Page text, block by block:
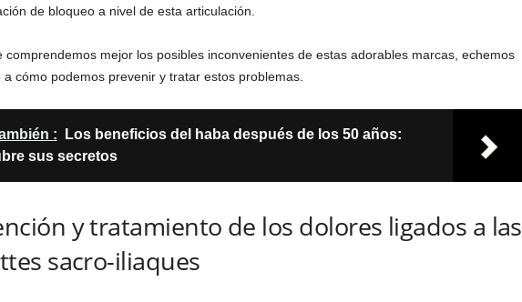
de bloqueo a nivel de esta articulación.
comprendemos mejor los posibles inconvenientes de estas adorables marcas, echemos
a cómo podemos prevenir y tratar estos problemas.
:
Los beneficios del haba después de los 50 años:
sus secretos
y tratamiento de los dolores ligados a las
sacro-iliaques